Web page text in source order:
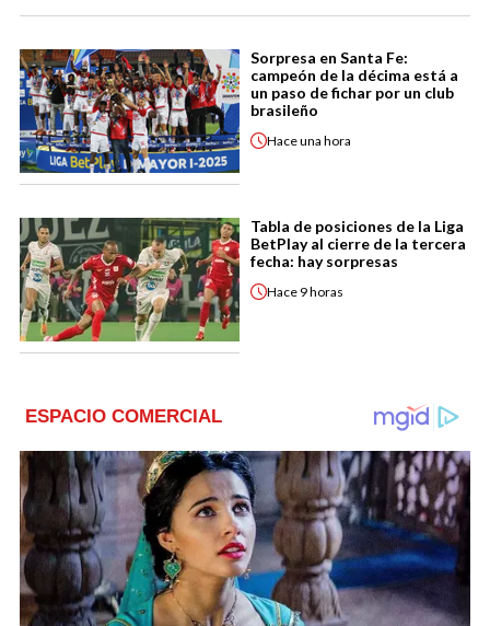
Sorpresa en Santa Fe:
campeón de la décima está a
un paso de fichar por un club
brasileño
Haceuna hora
Tabla de posiciones de la Liga
BetPlay al cierre de la tercera
fecha: hay sorpresas
Hace 9 horas